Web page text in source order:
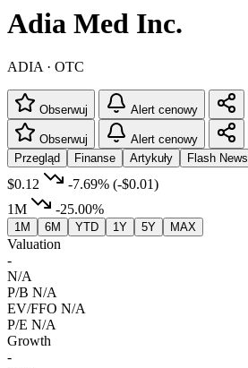
Adia Med Inc.
ADIA · OTC
Obserwuj Alert cenowy
Obserwuj
Alert cenowy
Przegląd
Finanse Artykuły Flash News
$0.12 -7.69% (-$0.01)
1M
-25.00%
1M 6M YTD 1Y 5Y MAX
Valuation
-
N/A
P/B N/A
EV/FFO N/A
P/E N/A
Growth
-